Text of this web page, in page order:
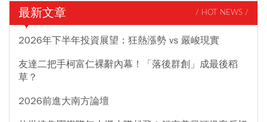
最新文章 / HOT NEWS /
2026年下半年投資展望：狂熱漲勢 vs 嚴峻現實
友達二把手柯富仁裸辭內幕！「落後群創」成最後稻
草？
2026前進大南方論壇